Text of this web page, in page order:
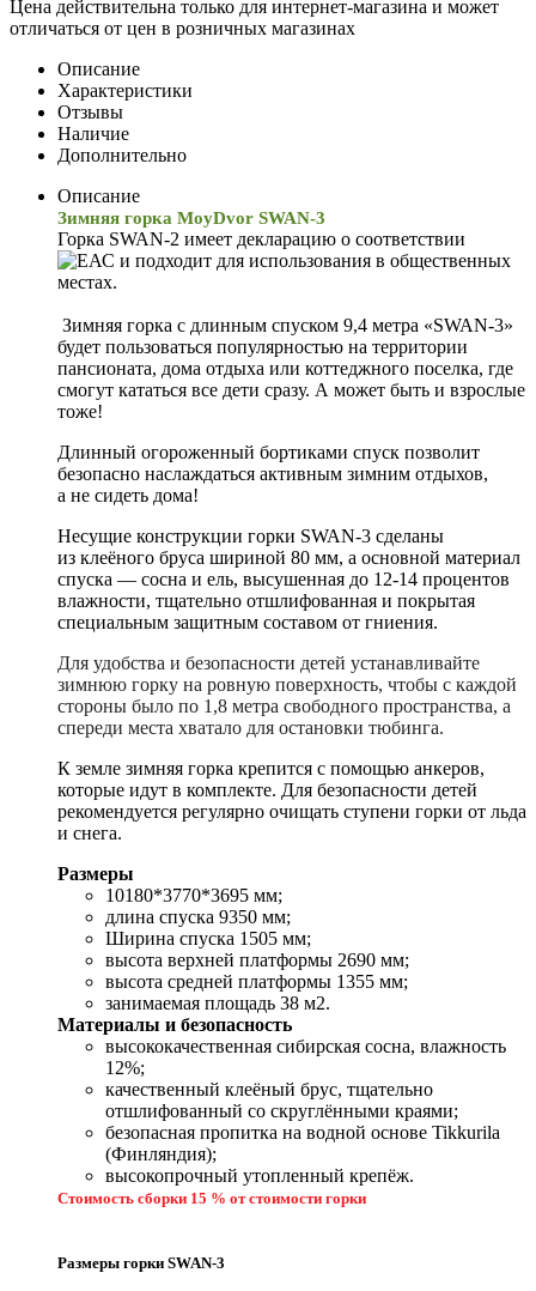
Цена действительна только для интернет-магазина и может
отличаться от цен в розничных магазинах
Описание
Характеристики
Отзывы
Наличие
Дополнительно
Описание
Зимняя горка MoyDvor SWAN-3
Горка SWAN-2 имеет декларацию о соответствии
и подходит для использования в общественных
местах.
Зимняя горка с длинным спуском 9,4 метра «SWAN-3»
будет пользоваться популярностью на территории
пансионата, дома отдыха или коттеджного поселка, где
смогут кататься все дети сразу. А может быть и взрослые
тоже!
Длинный огороженный бортиками спуск позволит
безопасно наслаждаться активным зимним отдыхов,
а не сидеть дома!
Несущие конструкции горки SWAN-3 сделаны
из клеёного бруса шириной 80 мм, а основной материал
спуска — сосна и ель, высушенная до 12-14 процентов
влажности, тщательно отшлифованная и покрытая
специальным защитным составом от гниения.
Для удобства и безопасности детей устанавливайте
зимнюю горку на ровную поверхность, чтобы с каждой
стороны было по 1,8 метра свободного пространства, а
спереди места хватало для остановки тюбинга.
К земле зимняя горка крепится с помощью анкеров,
которые идут в комплекте. Для безопасности детей
рекомендуется регулярно очищать ступени горки от льда
и снега.
Размеры
10180*3770*3695 мм;
длина спуска 9350 мм;
Ширина спуска 1505 мм;
высота верхней платформы 2690 мм;
высота средней платформы 1355 мм;
занимаемая площадь 38 м2.
Материалы и безопасность
высококачественная сибирская сосна, влажность
12%;
качественный клеёный брус, тщательно
отшлифованный со скруглёнными краями;
безопасная пропитка на водной основе Tikkurila
(Финляндия);
высокопрочный утопленный крепёж.
Стоимость сборки 15 % от стоимости горки
Размеры горки SWAN-3